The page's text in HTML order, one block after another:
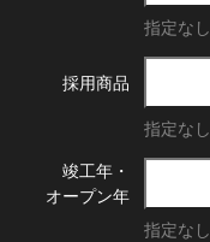
指定なし
採用商品
指定なし
竣工年・
オープン年
指定なし